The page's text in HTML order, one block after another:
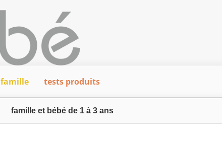
famille tests produits
famille et bébé de 1 à 3 ans